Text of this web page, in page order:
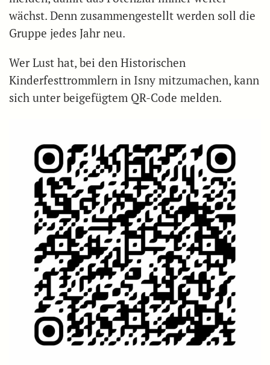
wächst. Denn zusammengestellt werden soll die
Gruppe jedes Jahr neu.
Wer Lust hat, bei den Historischen
Kinderfesttrommlern in Isny mitzumachen, kann
sich unter beigefügtem QR-Code melden.